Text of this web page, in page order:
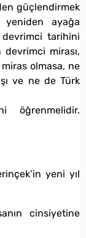
güçlendirmek
ayağa
devrimci tarihini
devrimci mirası,
olmasa, ne
ve ne de Türk
öğrenmelidir.
yeni yıl
cinsiyetine